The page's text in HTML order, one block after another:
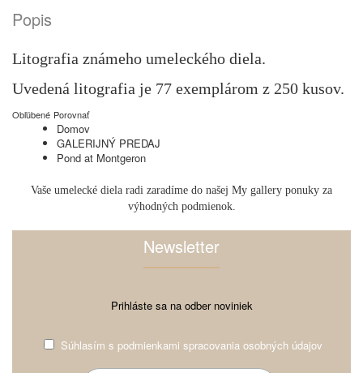
Popis
Litografia známeho umeleckého diela.
Uvedená litografia je 77 exemplárom z 250 kusov.
Obľúbené Porovnať
Domov
GALERIJNÝ PREDAJ
Pond at Montgeron
Vaše umelecké diela radi zaradíme do našej My gallery ponuky za
výhodných podmienok.
Newsletter
Prihláste sa na odber noviniek
Súhlasím s podmienkami spracovania osobných údajov